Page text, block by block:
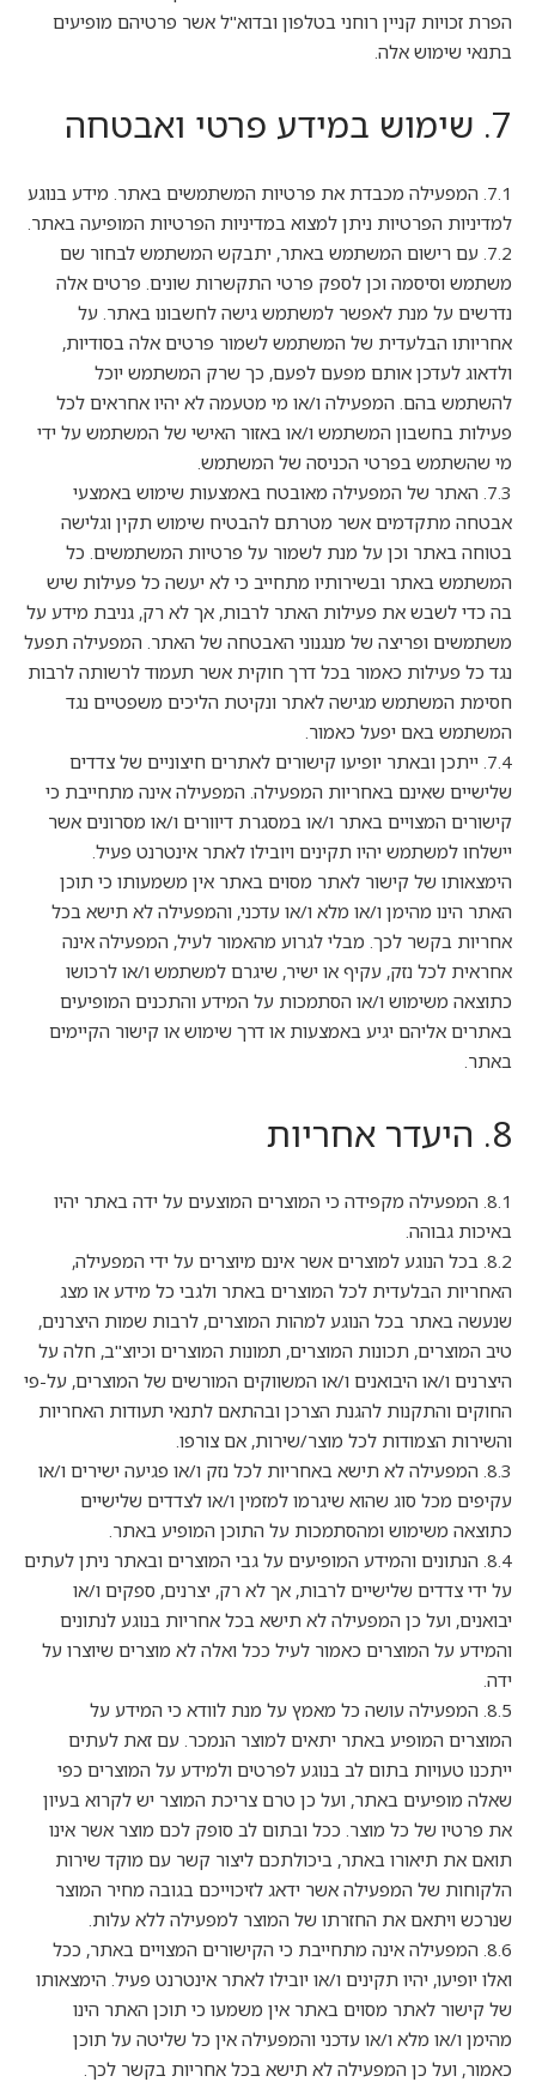
הפרת זכויות קניין רוחני בטלפון ובדוא"ל אשר פרטיהם מופיעים
בתנאי שימוש אלה.
7. שימוש במידע פרטי ואבטחה
7.1. המפעילה מכבדת את פרטיות המשתמשים באתר. מידע בנוגע
למדיניות הפרטיות ניתן למצוא במדיניות הפרטיות המופיעה באתר.
7.2. עם רישום המשתמש באתר, יתבקש המשתמש לבחור שם
משתמש וסיסמה וכן לספק פרטי התקשרות שונים. פרטים אלה
נדרשים על מנת לאפשר למשתמש גישה לחשבונו באתר. על
אחריותו הבלעדית של המשתמש לשמור פרטים אלה בסודיות,
ולדאוג לעדכן אותם מפעם לפעם, כך שרק המשתמש יוכל
להשתמש בהם. המפעילה ו/או מי מטעמה לא יהיו אחראים לכל
פעילות בחשבון המשתמש ו/או באזור האישי של המשתמש על ידי
מי שהשתמש בפרטי הכניסה של המשתמש.
7.3. האתר של המפעילה מאובטח באמצעות שימוש באמצעי
אבטחה מתקדמים אשר מטרתם להבטיח שימוש תקין וגלישה
בטוחה באתר וכן על מנת לשמור על פרטיות המשתמשים. כל
המשתמש באתר ובשירותיו מתחייב כי לא יעשה כל פעילות שיש
בה כדי לשבש את פעילות האתר לרבות, אך לא רק, גניבת מידע על
משתמשים ופריצה של מנגנוני האבטחה של האתר. המפעילה תפעל
נגד כל פעילות כאמור בכל דרך חוקית אשר תעמוד לרשותה לרבות
חסימת המשתמש מגישה לאתר ונקיטת הליכים משפטיים נגד
המשתמש באם יפעל כאמור.
7.4. ייתכן ובאתר יופיעו קישורים לאתרים חיצוניים של צדדים
שלישיים שאינם באחריות המפעילה. המפעילה אינה מתחייבת כי
קישורים המצויים באתר ו/או במסגרת דיוורים ו/או מסרונים אשר
יישלחו למשתמש יהיו תקינים ויובילו לאתר אינטרנט פעיל.
הימצאותו של קישור לאתר מסוים באתר אין משמעותו כי תוכן
האתר הינו מהימן ו/או מלא ו/או עדכני, והמפעילה לא תישא בכל
אחריות בקשר לכך. מבלי לגרוע מהאמור לעיל, המפעילה אינה
אחראית לכל נזק, עקיף או ישיר, שיגרם למשתמש ו/או לרכושו
כתוצאה משימוש ו/או הסתמכות על המידע והתכנים המופיעים
באתרים אליהם יגיע באמצעות או דרך שימוש או קישור הקיימים
באתר.
8. היעדר אחריות
8.1. המפעילה מקפידה כי המוצרים המוצעים על ידה באתר יהיו
באיכות גבוהה.
8.2. בכל הנוגע למוצרים אשר אינם מיוצרים על ידי המפעילה,
האחריות הבלעדית לכל המוצרים באתר ולגבי כל מידע או מצג
שנעשה באתר בכל הנוגע למהות המוצרים, לרבות שמות היצרנים,
טיב המוצרים, תכונות המוצרים, תמונות המוצרים וכיוצ"ב, חלה על
היצרנים ו/או היבואנים ו/או המשווקים המורשים של המוצרים, על-פי
החוקים והתקנות להגנת הצרכן ובהתאם לתנאי תעודות האחריות
והשירות הצמודות לכל מוצר/שירות, אם צורפו.
8.3. המפעילה לא תישא באחריות לכל נזק ו/או פגיעה ישירים ו/או
עקיפים מכל סוג שהוא שיגרמו למזמין ו/או לצדדים שלישיים
כתוצאה משימוש ומהסתמכות על התוכן המופיע באתר.
8.4. הנתונים והמידע המופיעים על גבי המוצרים ובאתר ניתן לעתים
על ידי צדדים שלישיים לרבות, אך לא רק, יצרנים, ספקים ו/או
יבואנים, ועל כן המפעילה לא תישא בכל אחריות בנוגע לנתונים
והמידע על המוצרים כאמור לעיל ככל ואלה לא מוצרים שיוצרו על
ידה.
8.5. המפעילה עושה כל מאמץ על מנת לוודא כי המידע על
המוצרים המופיע באתר יתאים למוצר הנמכר. עם זאת לעתים
ייתכנו טעויות בתום לב בנוגע לפרטים ולמידע על המוצרים כפי
שאלה מופיעים באתר, ועל כן טרם צריכת המוצר יש לקרוא בעיון
את פרטיו של כל מוצר. ככל ובתום לב סופק לכם מוצר אשר אינו
תואם את תיאורו באתר, ביכולתכם ליצור קשר עם מוקד שירות
הלקוחות של המפעילה אשר ידאג לזיכוייכם בגובה מחיר המוצר
שנרכש ויתאם את החזרתו של המוצר למפעילה ללא עלות.
8.6. המפעילה אינה מתחייבת כי הקישורים המצויים באתר, ככל
ואלו יופיעו, יהיו תקינים ו/או יובילו לאתר אינטרנט פעיל. הימצאותו
של קישור לאתר מסוים באתר אין משמעו כי תוכן האתר הינו
מהימן ו/או מלא ו/או עדכני והמפעילה אין כל שליטה על תוכן
כאמור, ועל כן המפעילה לא תישא בכל אחריות בקשר לכך.